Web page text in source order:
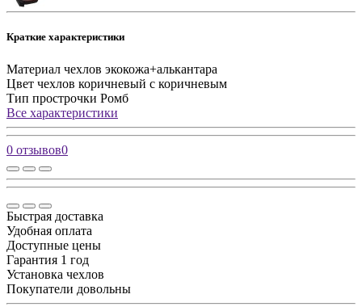
Краткие характеристики
Материал чехлов экокожа+алькантара
Цвет чехлов коричневый с коричневым
Тип прострочки Ромб
Все характеристики
0 отзывов0
Быстрая доставка
Удобная оплата
Доступные цены
Гарантия 1 год
Установка чехлов
Покупатели довольны